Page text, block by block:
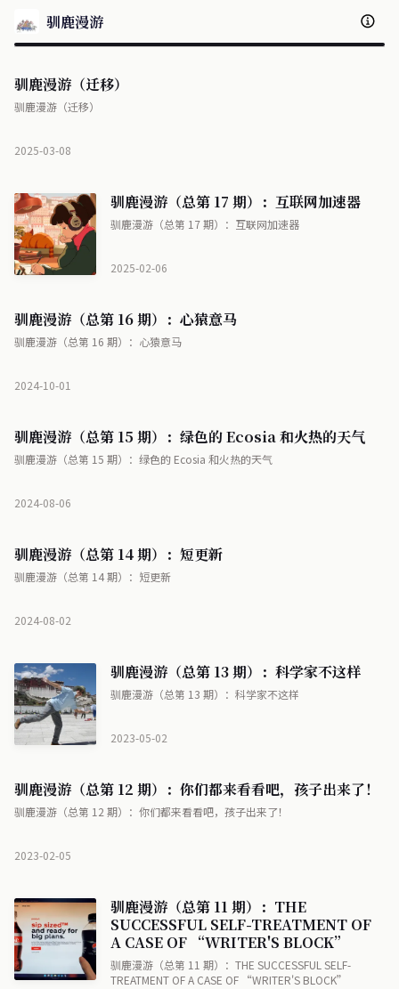
驯鹿漫游
驯鹿漫游（迁移）
驯鹿漫游（迁移）
2025-03-08
驯鹿漫游（总第 17 期）：互联网加速器
驯鹿漫游（总第 17 期）：互联网加速器
2025-02-06
驯鹿漫游（总第 16 期）：心猿意马
驯鹿漫游（总第 16 期）：心猿意马
2024-10-01
驯鹿漫游（总第 15 期）：绿色的 Ecosia 和火热的天气
驯鹿漫游（总第 15 期）：绿色的 Ecosia 和火热的天气
2024-08-06
驯鹿漫游（总第 14 期）：短更新
驯鹿漫游（总第 14 期）：短更新
2024-08-02
驯鹿漫游（总第 13 期）：科学家不这样
驯鹿漫游（总第 13 期）：科学家不这样
2023-05-02
驯鹿漫游（总第 12 期）：你们都来看看吧，孩子出来了！
驯鹿漫游（总第 12 期）：你们都来看看吧，孩子出来了！
2023-02-05
驯鹿漫游（总第 11 期）：THE
SUCCESSFUL SELF-TREATMENT OF
A CASE OF “WRITER'S BLOCK”
驯鹿漫游（总第 11 期）：THE SUCCESSFUL SELF-
TREATMENT OF A CASE OF “WRITER'S BLOCK”